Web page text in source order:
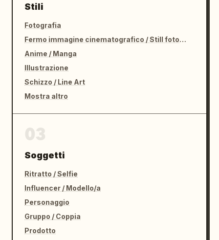
Stili
Fotografia
Fermo immagine cinematografico / Still fotografico
Anime / Manga
Illustrazione
Schizzo / Line Art
Mostra altro
Soggetti
Ritratto / Selfie
Influencer / Modello/a
Personaggio
Gruppo / Coppia
Prodotto